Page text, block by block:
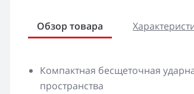
Обзор товара
Компактная бесщеточная
пространства